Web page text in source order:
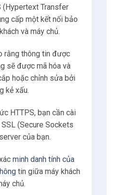
cập
phục
file
(Hypertext Transfer
cấp một kết nối bảo
và máy chủ.
rằng thông tin được
sẽ được mã hóa và
hoặc chỉnh sửa bởi
kẻ xấu.
HTTPS, bạn cần cài
(Secure Sockets
của bạn.
minh danh tính của
tin giữa máy khách
chủ.